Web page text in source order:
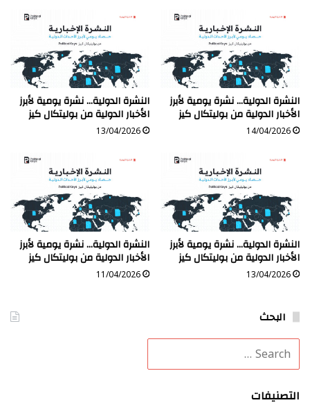
النشرة الدولية… نشرة يومية لأبرز
الأخبار الدولية من بوليتكال كيز
14/04/2026
النشرة الدولية… نشرة يومية لأبرز
الأخبار الدولية من بوليتكال كيز
13/04/2026
النشرة الدولية… نشرة يومية لأبرز
الأخبار الدولية من بوليتكال كيز
13/04/2026
النشرة الدولية… نشرة يومية لأبرز
الأخبار الدولية من بوليتكال كيز
11/04/2026
البحث
التصنيفات